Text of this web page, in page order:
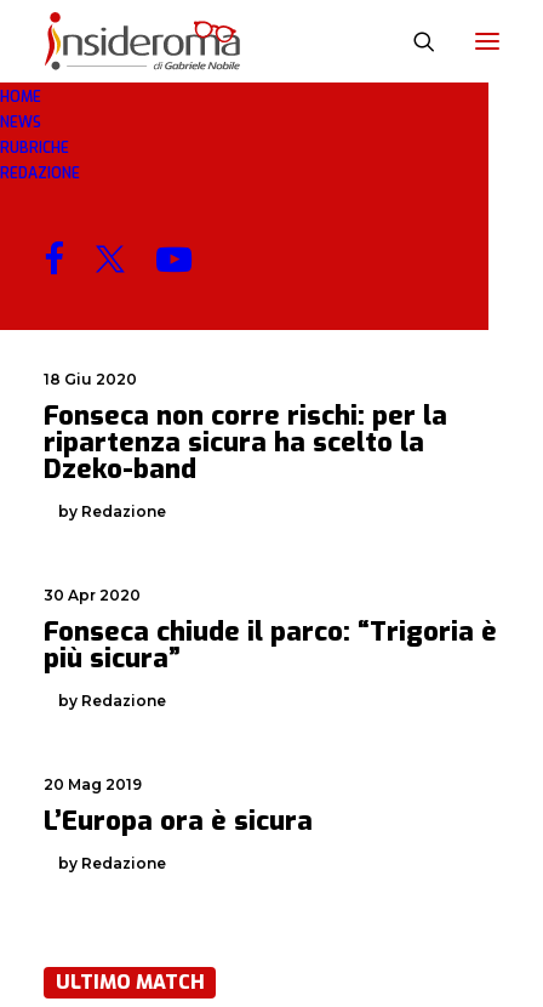
HOME
NEWS
RUBRICHE
REDAZIONE
SICURA
MENU
18 Giu 2020
Fonseca non corre rischi: per la
ripartenza sicura ha scelto la
Dzeko-band
by Redazione
30 Apr 2020
Fonseca chiude il parco: “Trigoria è
più sicura”
by Redazione
20 Mag 2019
L’Europa ora è sicura
by Redazione
ULTIMO MATCH